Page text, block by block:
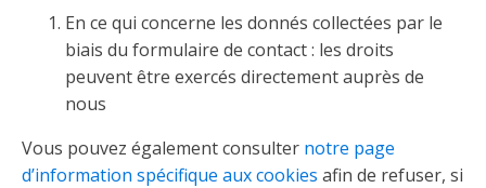
En ce qui concerne les donnés collectées par le
biais du formulaire de contact : les droits
peuvent être exercés directement auprès de
nous
Vous pouvez également consulter notre page
d’information spécifique aux cookies afin de refuser, si